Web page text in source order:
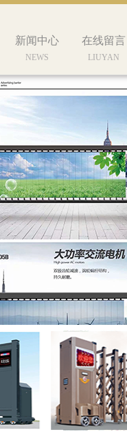
新闻中心
NEWS
在线留言
LIUYAN